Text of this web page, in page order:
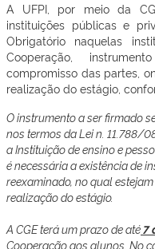
A UFPI, por meio da
instituições públicas e
Obrigatório naquelas
Cooperação,
compromisso das partes,
realização do estágio,
O instrumento a ser firmado
nos termos da Lei n. 11.788/
a Instituição de ensino e
é necessária a existência de
reexaminado, no qual
realização do estágio.
A CGE terá um prazo de até 7
Cooperação aos alunos. No